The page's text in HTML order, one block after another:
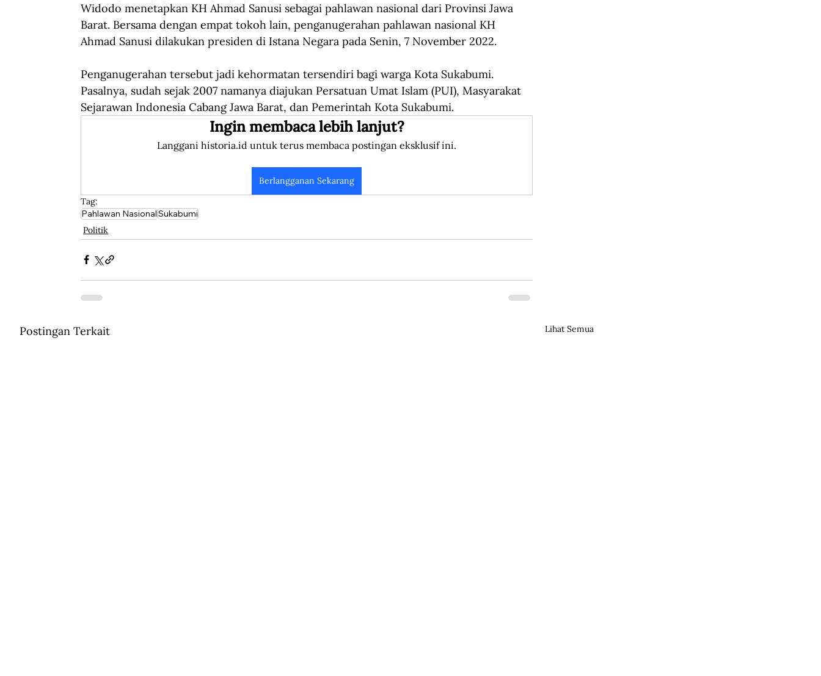
Widodo menetapkan KH Ahmad Sanusi sebagai pahlawan nasional dari Provinsi Jawa
Barat. Bersama dengan empat tokoh lain, penganugerahan pahlawan nasional KH
Ahmad Sanusi dilakukan presiden di Istana Negara pada Senin, 7 November 2022.
Penganugerahan tersebut jadi kehormatan tersendiri bagi warga Kota Sukabumi.
Pasalnya, sudah sejak 2007 namanya diajukan Persatuan Umat Islam (PUI), Masyarakat
Sejarawan Indonesia Cabang Jawa Barat, dan Pemerintah Kota Sukabumi.
Ingin membaca lebih lanjut?
Langgani historia.id untuk terus membaca postingan eksklusif ini.
Berlangganan Sekarang
Tag:
Pahlawan NasionalSukabumi
Politik
Postingan Terkait Lihat Semua